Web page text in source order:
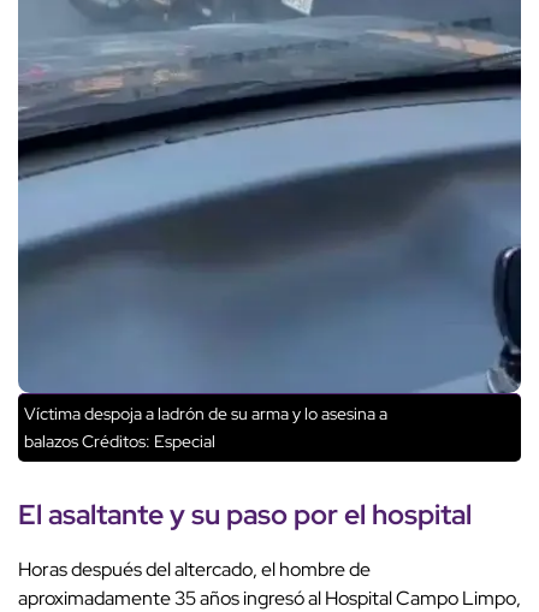
Víctima despoja a ladrón de su arma y lo asesina a
balazosCréditos: Especial
El asaltante y su paso por el hospital
Horas después del altercado, el hombre de
aproximadamente 35 años ingresó al Hospital Campo Limpo,